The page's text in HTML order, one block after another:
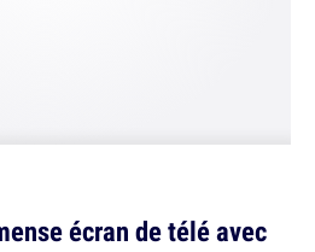
écran de télé avec